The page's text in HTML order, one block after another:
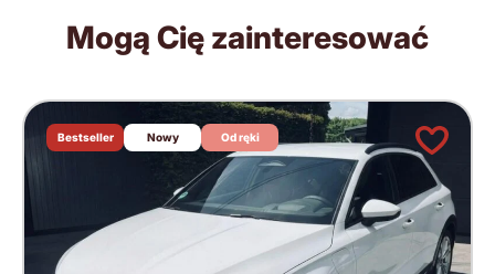
Mogą Cię zainteresować
Bestseller Nowy Od ręki